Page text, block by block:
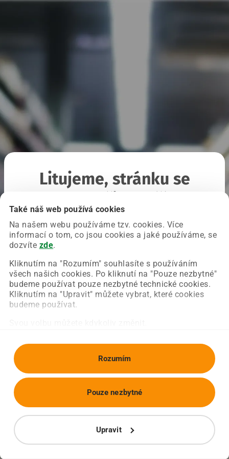
Také náš web používá cookies
Na našem webu používáme tzv. cookies. Více
informací o tom, co jsou cookies a jaké používáme, se
dozvíte zde.
Kliknutím na "Rozumím" souhlasíte s používáním
všech našich cookies. Po kliknutí na "Pouze nezbytné"
budeme používat pouze nezbytné technické cookies.
Kliknutím na "Upravit" můžete vybrat, které cookies
budeme používat.
Rozumím
Upravit
Pouze nezbytné
Litujeme, stránku se
Chyba nastala na naší straně a už ji opravujeme.
Zkuste prosím znovu načíst požadovanou stránku.
Obnovit stránku Úvodní strana